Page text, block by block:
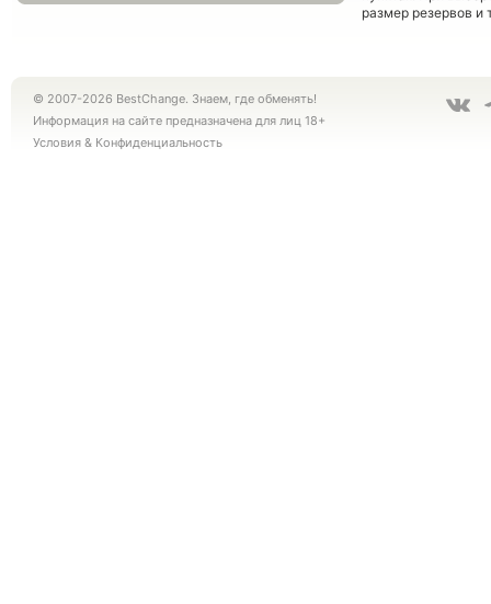
размер резервов и
© 2007-2026 BestChange. Знаем, где обменять!
Информация на сайте предназначена для лиц 18+
Условия & Конфиденциальность